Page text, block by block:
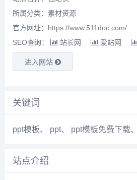
所属分类： 素材资源
官方网址：https://www.511doc.com/
SEO查询：
站长网 爱站网
进入网站
关键词
ppt模板、 ppt、 ppt模板免费下载、
站点介绍